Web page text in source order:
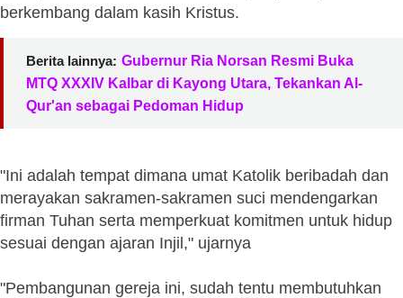
berkembang dalam kasih Kristus.
Berita lainnya: Gubernur Ria Norsan Resmi Buka
MTQ XXXIV Kalbar di Kayong Utara, Tekankan Al-
Qur'an sebagai Pedoman Hidup
"Ini adalah tempat dimana umat Katolik beribadah dan
merayakan sakramen-sakramen suci mendengarkan
firman Tuhan serta memperkuat komitmen untuk hidup
sesuai dengan ajaran Injil," ujarnya
"Pembangunan gereja ini, sudah tentu membutuhkan